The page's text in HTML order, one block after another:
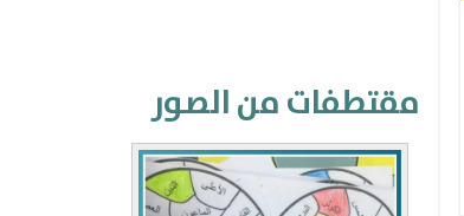
مقتطفات من الصور